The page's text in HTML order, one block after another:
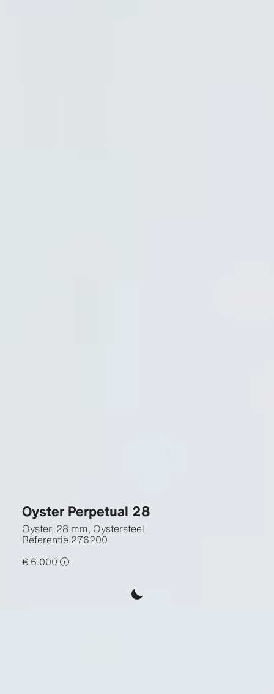
Oyster Perpetual 28
Oyster, 28 mm, Oystersteel
Referentie 276200
€ 6.000